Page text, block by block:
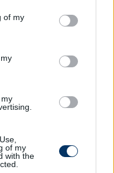
You may click to
its third-party tags to
in below Google
of my
of my
with the
piacon, kövesd a
átigazolási
azonnal